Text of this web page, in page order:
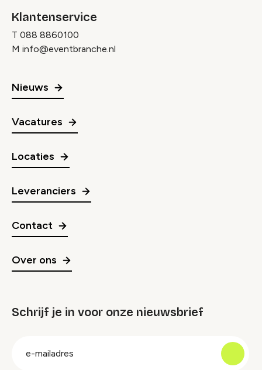
Klantenservice
T 088 8860100
M info@eventbranche.nl
Nieuws
Vacatures
Locaties
Leveranciers
Contact
Over ons
Schrijf je in voor onze nieuwsbrief